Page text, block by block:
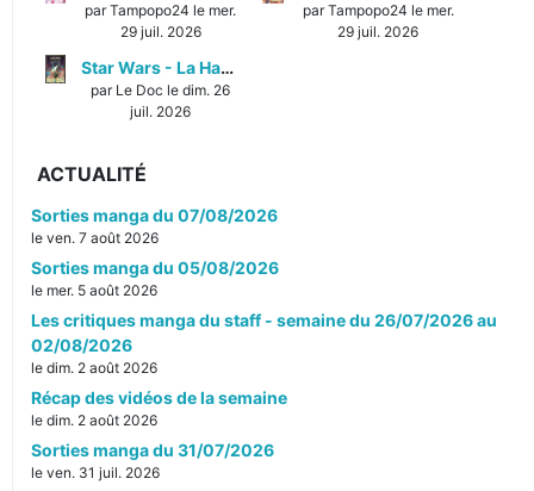
par Tampopo24 le mer.
29 juil. 2026
par Tampopo24 le mer.
29 juil. 2026
Star Wars - La Haute République - Un équilibre fragile
par Le Doc le dim. 26
juil. 2026
ACTUALITÉ
Sorties manga du 07/08/2026
le ven. 7 août 2026
Sorties manga du 05/08/2026
le mer. 5 août 2026
Les critiques manga du staff - semaine du 26/07/2026 au
02/08/2026
le dim. 2 août 2026
Récap des vidéos de la semaine
le dim. 2 août 2026
Sorties manga du 31/07/2026
le ven. 31 juil. 2026